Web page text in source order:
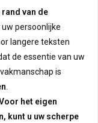
rand van de
persoonlijke
langere teksten
de essentie van uw
is
.
het eigen
, kunt u uw scherpe